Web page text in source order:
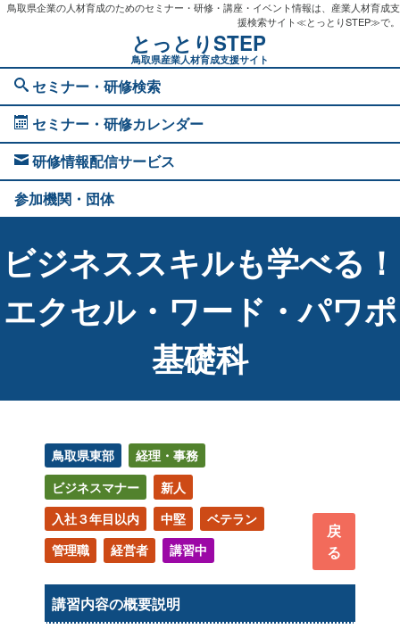
鳥取県企業の人材育成のためのセミナー・研修・講座・イベント情報は、産業人材育成支
援検索サイト≪とっとりSTEP≫で。
とっとりSTEP
鳥取県産業人材育成支援サイト
セミナー・研修検索
セミナー・研修カレンダー
研修情報配信サービス
参加機関・団体
ビジネススキルも学べる！
エクセル・ワード・パワポ
基礎科
鳥取県東部
経理・事務
ビジネスマナー
新人
入社３年目以内
中堅
ベテラン
管理職
経営者 講習中
戻
る
講習内容の概要説明